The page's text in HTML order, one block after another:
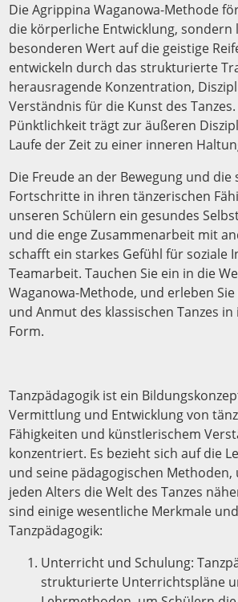
Die Agrippina Waganowa-Methode
die körperliche Entwicklung, sondern
besonderen Wert auf die geistige
entwickeln durch das strukturierte
herausragende Konzentration,
Verständnis für die Kunst des
Pünktlichkeit trägt zur äußeren
Laufe der Zeit zu einer inneren
Die Freude an der Bewegung und die
Fortschritte in ihren tänzerischen
unseren Schülern ein gesundes
und die enge Zusammenarbeit mit
schafft ein starkes Gefühl für soziale
Teamarbeit. Tauchen Sie ein in die
Waganowa-Methode, und erleben
und Anmut des klassischen Tanzes
Form.
Tanzpädagogik ist ein
Vermittlung und Entwicklung von
Fähigkeiten und künstlerischem
konzentriert. Es bezieht sich auf die
und seine pädagogischen Methoden,
jeden Alters die Welt des Tanzes
sind einige wesentliche Merkmale
Tanzpädagogik:
Unterricht und Schulung:
strukturierte Unterrichtspläne